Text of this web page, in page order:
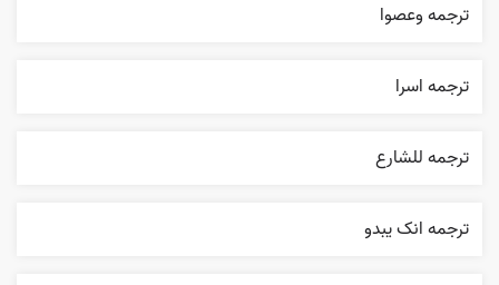
ترجمه وعصوا
ترجمه اسرا
ترجمه للشارع
ترجمه انک يبدو